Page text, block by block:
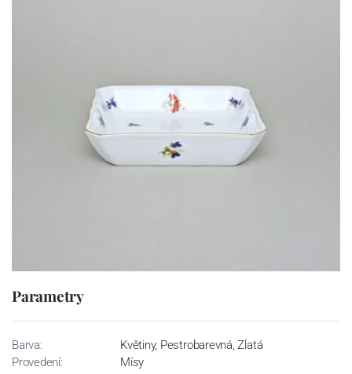
Parametry
Barva:
Květiny, Pestrobarevná, Zlatá
Provedení:
Mísy